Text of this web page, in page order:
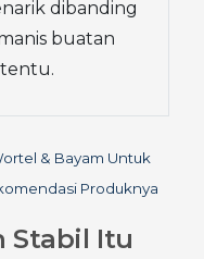
dibanding
buatan
& Bayam Untuk
Produknya
Stabil Itu